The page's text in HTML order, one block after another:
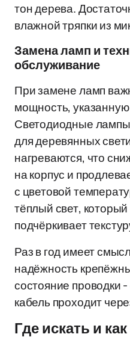
тон дерева.
влажной тряпки из
Замена ламп и
обслуживание
При замене ламп
мощность,
Светодиодные
для деревянных
нагреваются, что
на корпус и
с цветовой
тёплый свет,
подчёркивает
Раз в год имеет
надёжность
состояние проводки
кабель проходит
Где искать и